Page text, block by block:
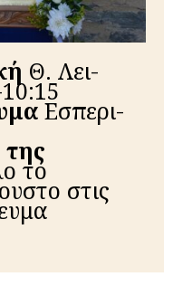
Θ. Λει­
Ε­σπε­ρι­
το
στις